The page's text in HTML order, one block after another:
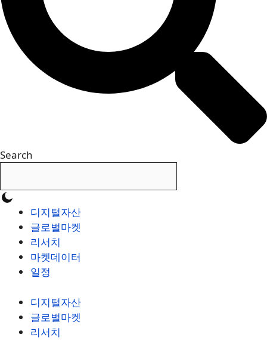
Search
디지털자산
글로벌마켓
리서치
마켓데이터
일정
디지털자산
글로벌마켓
리서치